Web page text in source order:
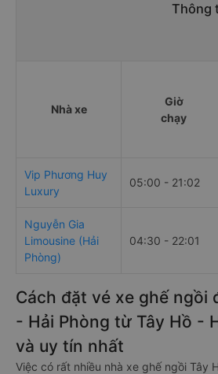
Thông
Nhà xe
Giờ
chạy
Vip Phương Huy
Luxury
05:00 - 21:02
Nguyễn Gia
Limousine (Hải
Phòng)
04:30 - 22:01
Cách đặt vé xe ghế ngồi
- Hải Phòng từ Tây Hồ -
và uy tín nhất
Việc có rất nhiều nhà xe ghế ngồi Tây